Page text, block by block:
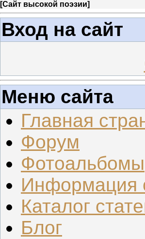
[Сайт высокой поэзии]
Вход на сайт
Меню сайта
Главная
Форум
Фотоальбомы
Информация
Каталог
Блог